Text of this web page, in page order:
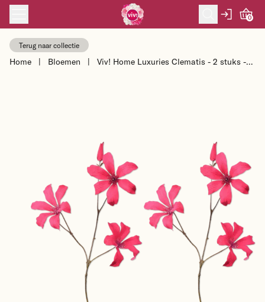
Skip to content
0
Terug naar collectie
Home | Bloemen |
Viv! Home Luxuries Clematis - 2 stuks -